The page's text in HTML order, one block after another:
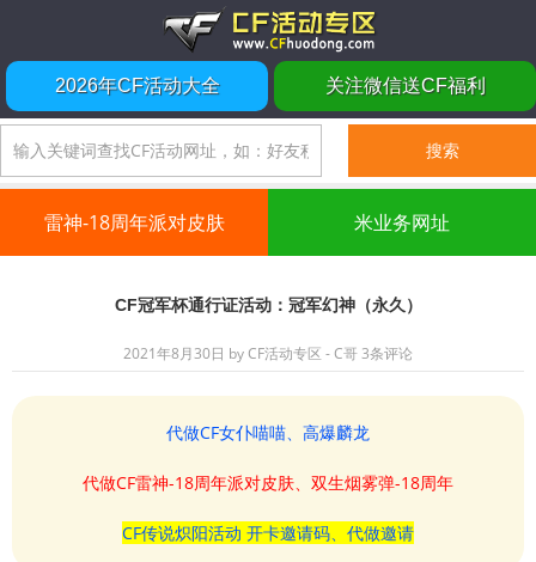
2026年CF活动大全 关注微信送CF福利
雷神-18周年派对皮肤 米业务网址
CF冠军杯通行证活动：冠军幻神（永久）
2021年8月30日 byCF活动专区 - C哥3条评论
代做CF女仆喵喵、高爆麟龙
代做CF雷神-18周年派对皮肤、双生烟雾弹-18周年
CF传说炽阳活动 开卡邀请码、代做邀请